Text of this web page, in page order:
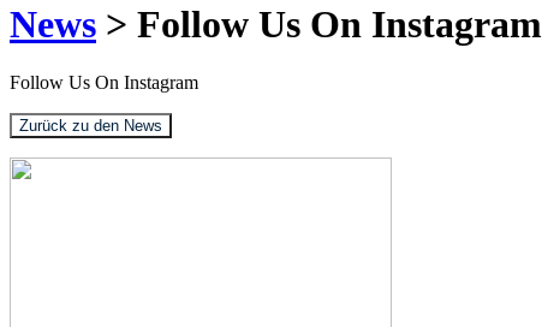
News > Follow Us On Instagram
Follow Us On Instagram
Zurück zu den News